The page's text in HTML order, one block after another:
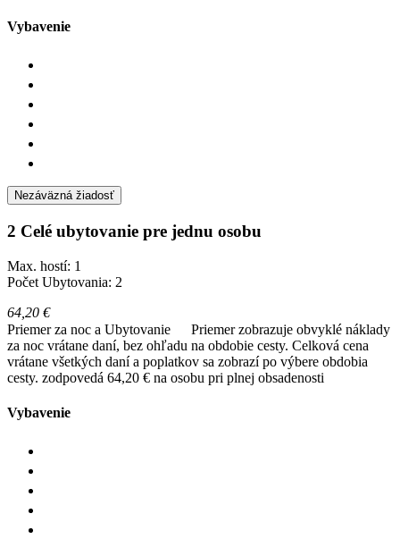
Vybavenie
Nezáväzná žiadosť
2 Celé ubytovanie pre jednu osobu
Max. hostí: 1
Počet Ubytovania: 2
64,20 €
Priemer za noc a Ubytovanie
Priemer zobrazuje obvyklé náklady
za noc vrátane daní, bez ohľadu na obdobie cesty. Celková cena
vrátane všetkých daní a poplatkov sa zobrazí po výbere obdobia
cesty. zodpovedá 64,20 € na osobu pri plnej obsadenosti
Vybavenie